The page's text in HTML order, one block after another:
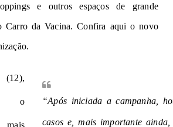
e outros espaços de grande
Carro da Vacina. Confira aqui o novo
.
“Após iniciada a campanha,
casos e, mais importante
(12),
o